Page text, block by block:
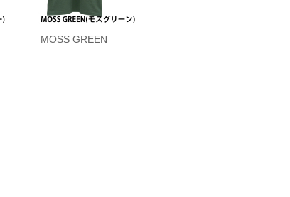
MOSS GREEN